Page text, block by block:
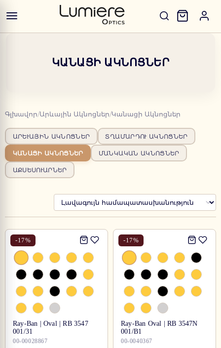
ԿԱՆԱՑԻ ԱԿՆՈՑՆԵՐ
Գլխավոր/Արևային Ակնոցներ/Կանացի Ակնոցներ
ԱՐԵՒԱՅԻՆ ԱԿՆՈՑՆԵՐ ՏՂԱՄԱՐԴՈՒ ԱԿՆՈՑՆԵՐ
ԿԱՆԱՑԻ ԱԿՆՈՑՆԵՐ ՄԱՆԿԱԿԱՆ ԱԿՆՈՑՆԵՐ
ԱՔՍԵՍՈՒԱՐՆԵՐ
-17%
Ray-Ban | Oval | RB 3547
001/31
00-00028867
-17%
Ray-Ban Oval | RB 3547N
001/B1
00-0040367